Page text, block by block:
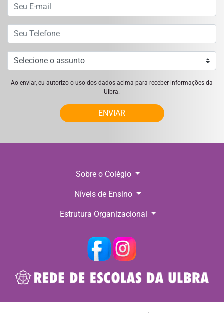
Ao enviar, eu autorizo o uso dos dados acima para receber informações da
Ulbra.
ENVIAR
Sobre o Colégio
Níveis de Ensino
Estrutura Organizacional